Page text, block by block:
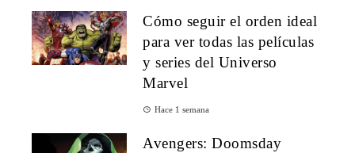
Cómo seguir el orden ideal
para ver todas las películas
y series del Universo
Marvel
Hace 1 semana
Avengers: Doomsday